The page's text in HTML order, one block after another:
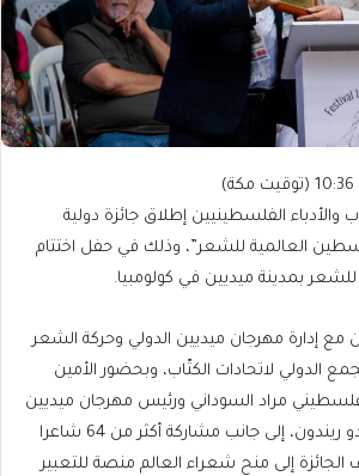
10:36 (توقيت مكة)
والأدباء الفلسطينيين إطلاق جائزة دولية
العالمية للشعر”، وذلك في حفل اختتام
بمدينة ميديين في كولومبيا.
مع إدارة مهرجان ميديين الدولي وحركة الشعر
الدولي لاتحادات الكتّاب، وبحضور الأمين
مراد السوداني ورئيس مهرجان ميديين
الشاعر الكولومبي فرناندو ريندون، إلى جانب مشاركة أكثر من 64 شاعرا
الجائزة إلى منح شعراء العالم منصة للتعبير